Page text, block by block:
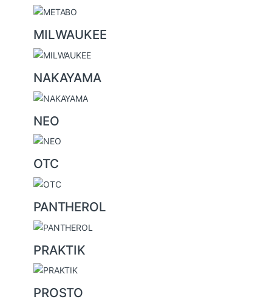
MILWAUKEE
NAKAYAMA
NEO
OTC
PANTHEROL
PRAKTIK
PROSTO